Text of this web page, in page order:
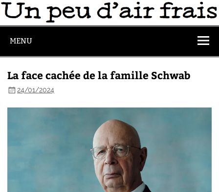
MENU
La face cachée de la famille Schwab
24/01/2024